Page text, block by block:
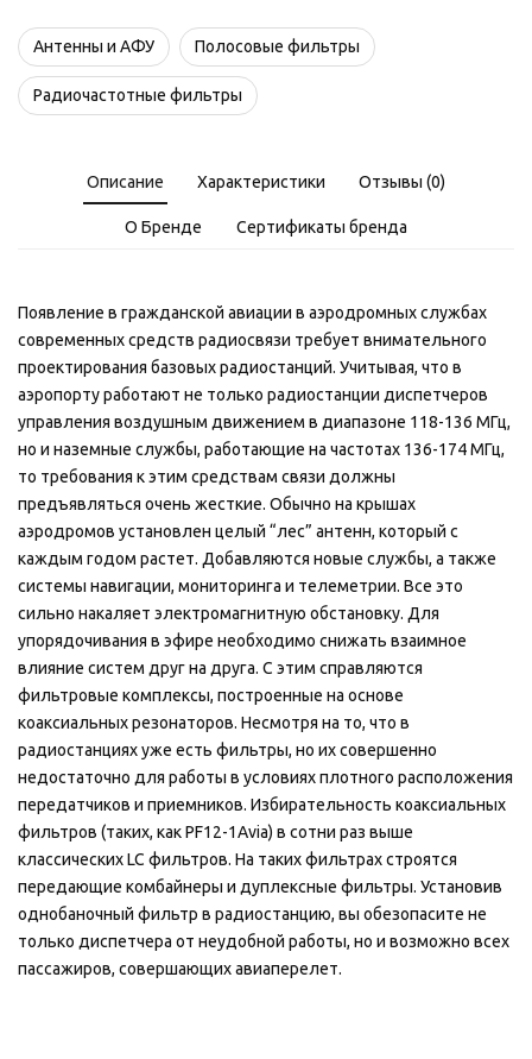
Антенны и АФУ Полосовые фильтры
Радиочастотные фильтры
Описание Характеристики Отзывы (0)
О Бренде Сертификаты бренда
Появление в гражданской авиации в аэродромных службах
современных средств радиосвязи требует внимательного
проектирования базовых радиостанций. Учитывая, что в
аэропорту работают не только радиостанции диспетчеров
управления воздушным движением в диапазоне 118-136 МГц,
но и наземные службы, работающие на частотах 136-174 МГц,
то требования к этим средствам связи должны
предъявляться очень жесткие. Обычно на крышах
аэродромов установлен целый “лес” антенн, который с
каждым годом растет. Добавляются новые службы, а также
системы навигации, мониторинга и телеметрии. Все это
сильно накаляет электромагнитную обстановку. Для
упорядочивания в эфире необходимо снижать взаимное
влияние систем друг на друга. С этим справляются
фильтровые комплексы, построенные на основе
коаксиальных резонаторов. Несмотря на то, что в
радиостанциях уже есть фильтры, но их совершенно
недостаточно для работы в условиях плотного расположения
передатчиков и приемников. Избирательность коаксиальных
фильтров (таких, как PF12-1Avia) в сотни раз выше
классических LC фильтров. На таких фильтрах строятся
передающие комбайнеры и дуплексные фильтры. Установив
однобаночный фильтр в радиостанцию, вы обезопасите не
только диспетчера от неудобной работы, но и возможно всех
пассажиров, совершающих авиаперелет.